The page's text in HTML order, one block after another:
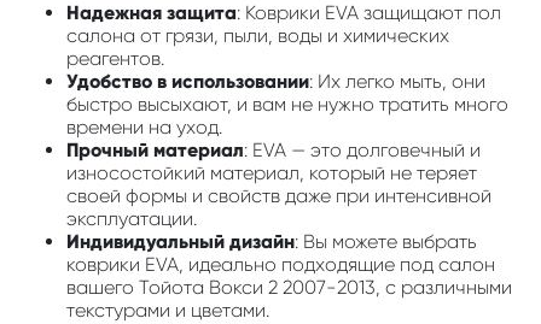
Надежная защита: Коврики EVA защищают пол
салона от грязи, пыли, воды и химических
реагентов.
Удобство в использовании: Их легко мыть, они
быстро высыхают, и вам не нужно тратить много
времени на уход.
Прочный материал: EVA — это долговечный и
износостойкий материал, который не теряет
своей формы и свойств даже при интенсивной
эксплуатации.
Индивидуальный дизайн: Вы можете выбрать
коврики EVA, идеально подходящие под салон
вашего Тойота Вокси 2 2007-2013, с различными
текстурами и цветами.